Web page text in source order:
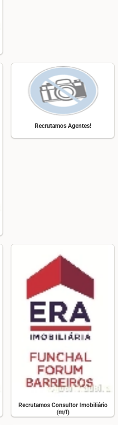
Recrutamos Agentes!
Recrutamos Consultor Imobiliário
(m/f)